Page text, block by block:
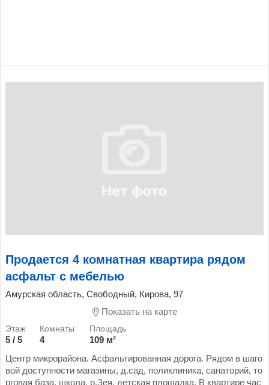
Продается 4 комнатная квартира рядом
асфальт с мебелью
Амурская область, Свободный, Кирова, 97
Показать на карте
5 / 5 4
109 м²
Центр микрорайона. Асфальтированная дорога. Рядом в шаго
вой доступности магазины, д.сад, поликлиника, санаторий, то
рговая база, школа, р.Зея, детская площадка. В квартире час